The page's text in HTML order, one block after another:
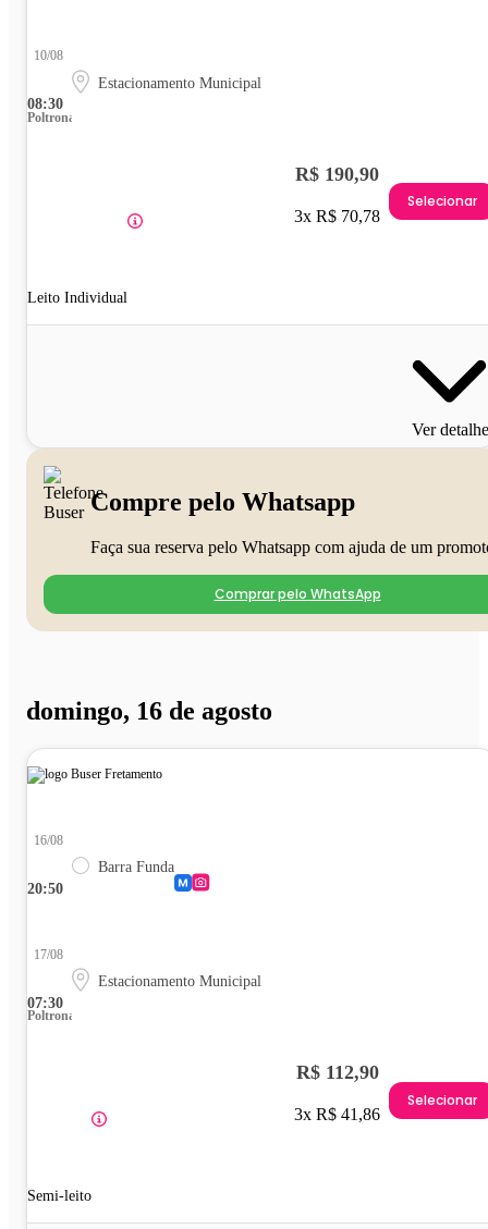
08:30
10/08
Estacionamento Municipal
Poltrona
Leito Individual
R$ 190,90
3x R$ 70,78
Selecionar
Ver
Compre pelo Whatsapp
Faça sua reserva pelo Whatsapp com ajuda de um
Comprar pelo WhatsApp
domingo, 16 de agosto
20:50
16/08
Barra Funda
07:30
17/08
Estacionamento Municipal
Poltrona
Semi-leito
R$ 112,90
3x R$ 41,86
Selecionar